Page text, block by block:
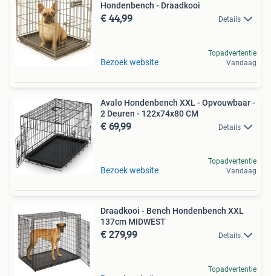
Hondenbench - Draadkooi
€ 44,99 Details
Bezoek website
Topadvertentie
Vandaag
Avalo Hondenbench XXL - Opvouwbaar -
2 Deuren - 122x74x80 CM
€ 69,99 Details
Bezoek website
Topadvertentie
Vandaag
Draadkooi - Bench Hondenbench XXL
137cm MIDWEST
€ 279,99 Details
Topadvertentie